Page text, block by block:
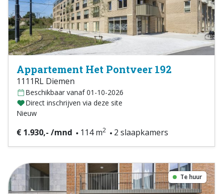
Appartement Het Pontveer 192
1111RL Diemen
Beschikbaar vanaf 01-10-2026
Direct inschrijven via deze site
Nieuw
€ 1.930,- /mnd 114 m2 2 slaapkamers
Te huur